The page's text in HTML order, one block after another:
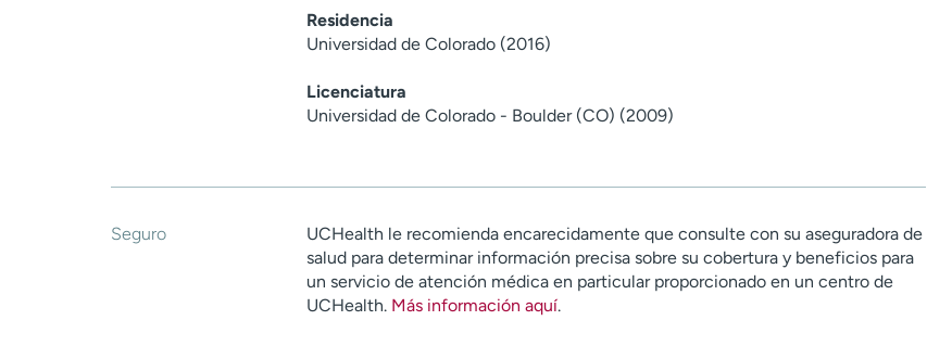
Residencia
Universidad de Colorado (2016)
Licenciatura
Universidad de Colorado - Boulder (CO) (2009)
Seguro
UCHealth le recomienda encarecidamente que consulte con su aseguradora de
salud para determinar información precisa sobre su cobertura y beneficios para
un servicio de atención médica en particular proporcionado en un centro de
UCHealth. Más información aquí.